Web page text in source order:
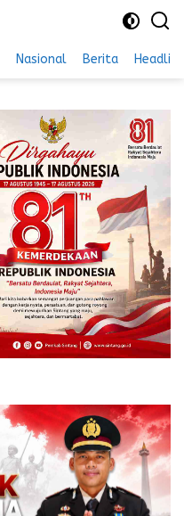
Nasional Berita Headline